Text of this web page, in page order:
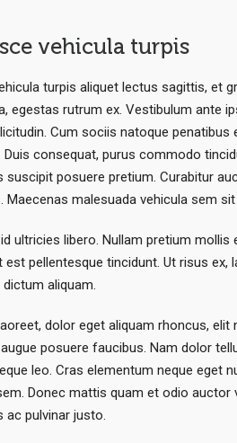
vehicula turpis
turpis aliquet lectus sagittis, et
egestas rutrum ex. Vestibulum ante
Cum sociis natoque
Duis consequat, purus commodo
suscipit posuere pretium. Curabitur
Maecenas malesuada vehicula sem
ultricies libero. Nullam pretium
est pellentesque tincidunt. Ut risus
aliquam.
dolor eget aliquam rhoncus,
posuere faucibus. Nam dolor
leo. Cras elementum neque eget
Donec mattis quam et odio auctor
ac pulvinar justo.